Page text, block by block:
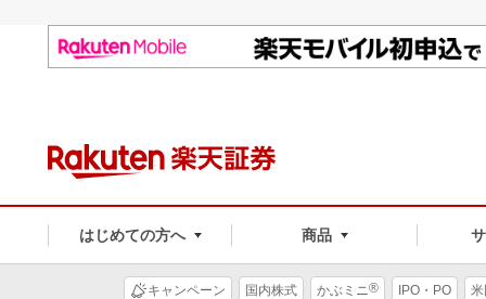
はじめての方へ 商品
キャンペーン 国内株式 かぶミニ® IPO・PO